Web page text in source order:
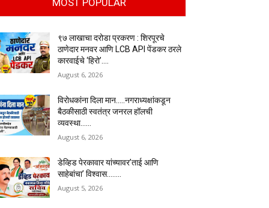
MOST POPULAR
९७ लाखाचा दरोडा प्रकरण : शिरपूरचे
ठाणेदार मनवर आणि LCB API पेंडकर ठरले
कारवाईचे ‘हिरो’….
August 6, 2026
विरोधकांना दिला मान…..नगराध्यक्षांकडून
बैठकीसाठी स्वतंत्र जनरल हॉलची
व्यवस्था……
August 6, 2026
डेव्हिड पेरकावार यांच्यावर’ताई आणि
साहेबांचा’ विश्वास……..
August 5, 2026